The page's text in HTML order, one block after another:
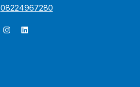
08224967280